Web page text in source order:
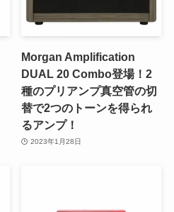
Morgan Amplification
DUAL 20 Combo登場！2
種のプリアンプ真空管の切
替で2つのトーンを得られ
るアンプ！
2023年1月28日